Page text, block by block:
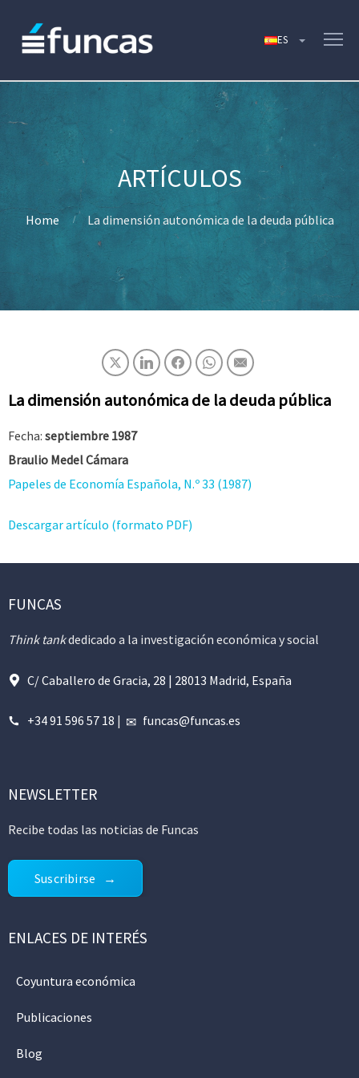
Home La dimensión autonómica de la deuda pública
La dimensión autonómica de la deuda pública
Fecha: septiembre 1987
Braulio Medel Cámara
Papeles de Economía Española, N.º 33 (1987)
Descargar artículo (formato PDF)
FUNCAS
Think tankdedicado a la investigación económica y social
C/ Caballero de Gracia, 28 | 28013 Madrid, España
+34 91 596 57 18 | funcas@funcas.es
NEWSLETTER
Recibe todas las noticias de Funcas
Suscribirse
ENLACES DE INTERÉS
Coyuntura económica
Publicaciones
Blog